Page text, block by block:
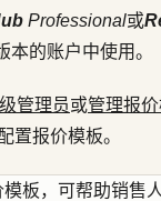
Professional或
本的账户中使用。
管理员或管理报
置报价模板。
板，可帮助销售